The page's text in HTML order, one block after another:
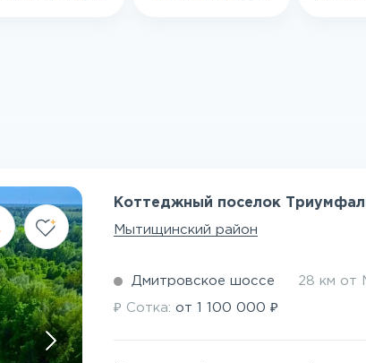
Коттеджный поселок
Мытищинский район
Дмитровское шоссе 28 км от
₽ Сотка:от 1 100 000 ₽